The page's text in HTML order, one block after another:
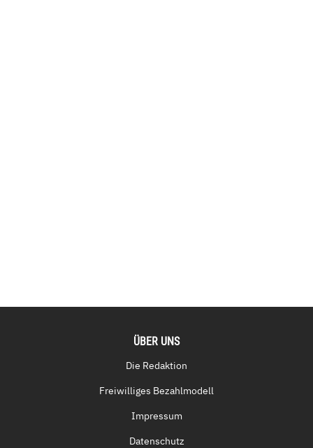
ÜBER UNS
Die Redaktion
Freiwilliges Bezahlmodell
Impressum
Datenschutz